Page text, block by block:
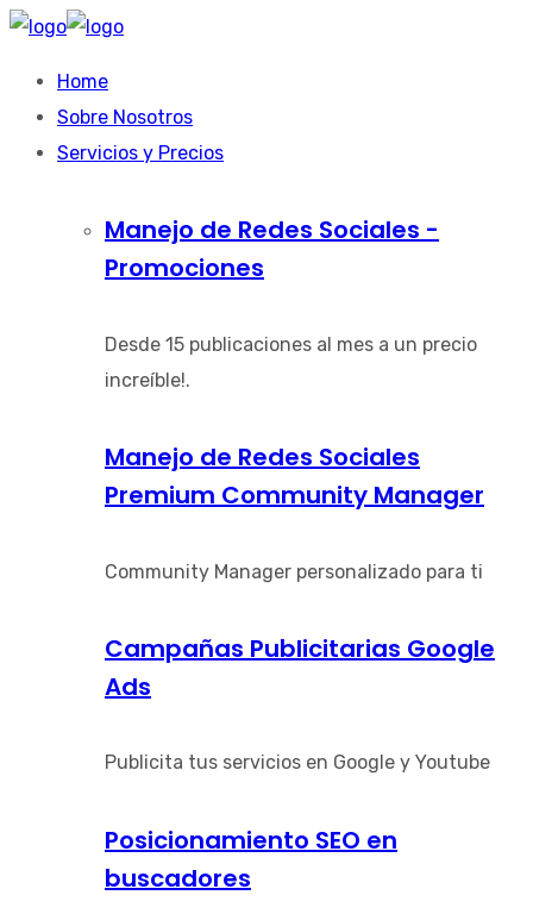
Home
Sobre Nosotros
Servicios y Precios
Manejo de Redes Sociales -
Promociones
Desde 15 publicaciones al mes a un precio
increíble!.
Manejo de Redes Sociales
Premium Community Manager
Community Manager personalizado para ti
Campañas Publicitarias Google
Ads
Publicita tus servicios en Google y Youtube
Posicionamiento SEO en
buscadores